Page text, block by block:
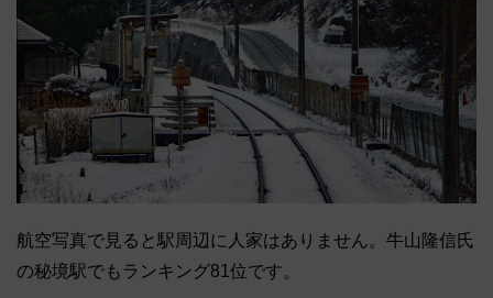
航空写真で見ると駅周辺に人家はありません。牛山隆信氏
の秘境駅でもランキング81位です。